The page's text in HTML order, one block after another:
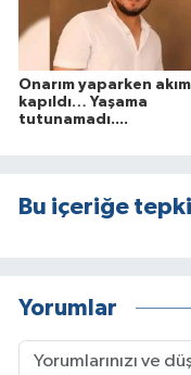
Onarım yaparken
kapıldı… Yaşama
tutunamadı....
Bu içeriğe
Yorumlar